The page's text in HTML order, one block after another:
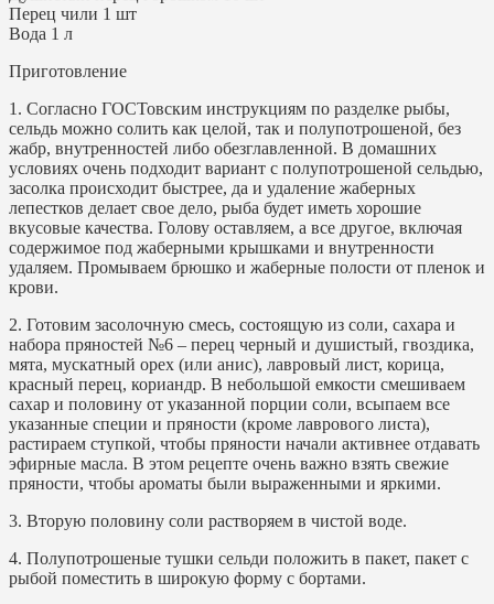
Перец чили 1 шт
Вода 1 л
Приготовление
1. Согласно ГОСТовским инструкциям по разделке рыбы,
сельдь можно солить как целой, так и полупотрошеной, без
жабр, внутренностей либо обезглавленной. В домашних
условиях очень подходит вариант с полупотрошеной сельдью,
засолка происходит быстрее, да и удаление жаберных
лепестков делает свое дело, рыба будет иметь хорошие
вкусовые качества. Голову оставляем, а все другое, включая
содержимое под жаберными крышками и внутренности
удаляем. Промываем брюшко и жаберные полости от пленок и
крови.
2. Готовим засолочную смесь, состоящую из соли, сахара и
набора пряностей №6 – перец черный и душистый, гвоздика,
мята, мускатный орех (или анис), лавровый лист, корица,
красный перец, кориандр. В небольшой емкости смешиваем
сахар и половину от указанной порции соли, всыпаем все
указанные специи и пряности (кроме лаврового листа),
растираем ступкой, чтобы пряности начали активнее отдавать
эфирные масла. В этом рецепте очень важно взять свежие
пряности, чтобы ароматы были выраженными и яркими.
3. Вторую половину соли растворяем в чистой воде.
4. Полупотрошеные тушки сельди положить в пакет, пакет с
рыбой поместить в широкую форму с бортами.